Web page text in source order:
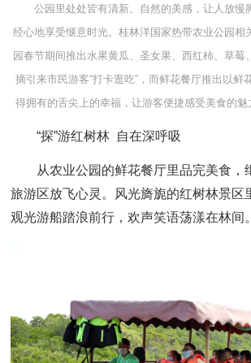
公园里处处皆有清新、自然的美感，让人放慢
经心地享受惬意时光。桂林洋国家热带农业公园相
园春节期间推出水果黄瓜、圣女果、西红柿、草莓
摘引来市民游客“打卡逛吃”，而鲜花餐厅推出以鲜
得拥有的舌尖上的幸福，让游客便捷感受美食的魅
“探”游红树林 自在深呼吸
从农业公园的鲜花餐厅里品完美食，
旅游区放飞心灵。风光旖旎的红树林景区
观光游船踏浪前行，欢声笑语荡漾在林间。